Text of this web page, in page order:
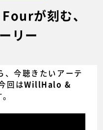
が刻む、
リー
、今聴きたいアーテ
回はWillHalo &